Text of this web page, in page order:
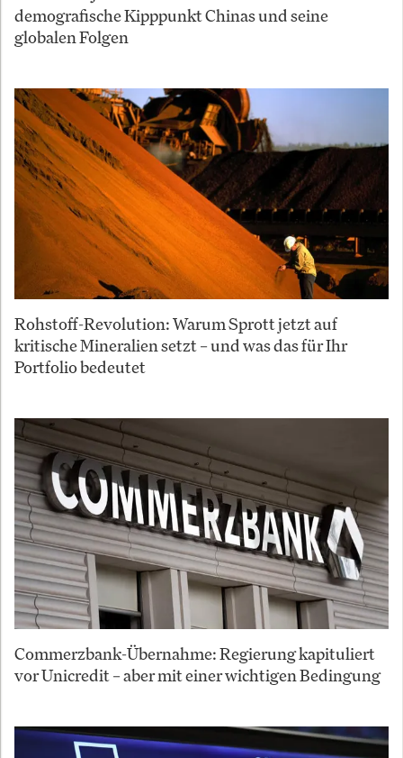
demografische Kipppunkt Chinas und seine
globalen Folgen
Rohstoff-Revolution: Warum Sprott jetzt auf
kritische Mineralien setzt – und was das für Ihr
Portfolio bedeutet
Commerzbank-Übernahme: Regierung kapituliert
vor Unicredit – aber mit einer wichtigen Bedingung